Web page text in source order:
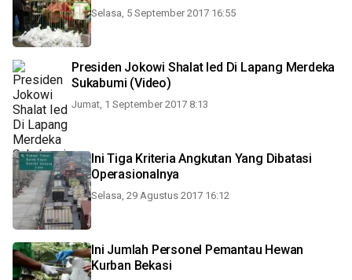
Selasa, 5 September 2017 16:55
Presiden Jokowi Shalat Ied Di Lapang Merdeka
Sukabumi (Video)
Jumat, 1 September 2017 8:13
Ini Tiga Kriteria Angkutan Yang Dibatasi
Operasionalnya
Selasa, 29 Agustus 2017 16:12
Ini Jumlah Personel Pemantau Hewan
Kurban Bekasi